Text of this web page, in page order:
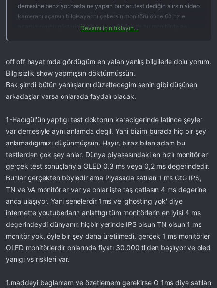
demesine benziyor.hasta ne yapsın bunları.test dediğin alırsın video
kameranı açarsın bilgisayarını çekersin monitörü önce 60 hz e
açarsın oyunu gösterirsin bize bakın 60 fps de bu monitörde ne
söylediğiniz gibi 1ms monitöder 60 fps de ghosting vs. yok denecek
kadar az ise zaten oyuncunun 200 hz vs monitöre para vermesine
gerek yok.önemli olan 1 ms dir çünkü.yok 165-200 arası 5ms
monitörlerde yine ghosting yok ve yok denecek kadar az ise o
zaman da 1 ms gibi değerlerin bir önemi yoktur.ama üretip satanlar
yapılıyor çünkü bunu sende iyi bilirsin @hacıgül. yoksa insanlar
neden 4090 veya 7900 xt ekran kartı alsın. 30 fps oyun için 3060-
4060 veya 6600-7600 yetiyor iken değilmi?
Devamı için tıklayın...
off off hayatımda gördügüm en yalan yanlış bilgilerle dolu yorum.
Bilgisizlik show yapmışsın döktürmüşsün.
Bak şimdi bütün yanlışlarını düzeltecegim senin gibi düşünen
arkadaşlar varsa onlarada faydalı olacak.
1-Hacıgül'ün yaptıgı test doktorun karacigerinde latince şeyler
var demesiyle aynı anlamda degil. Yani bizim burada hiç bir şey
anlamadıgımızı düşünmüşsün. Hayır, biraz bilen adam bu
testlerden çok şey anlar. Dünya piyasasındaki en hızlı monitörler
gerçek test sonuçlarıyla OLED 0,3 ms veya 0,2 ms degerindedir.
Bunlar gerçekten böyledir ama Piyasada satılan 1 ms GtG IPS,
TN ve VA monitörler var ya onlar işte taş çatlasın 4 ms degerine
anca ulaşıyor. Yani senelerdir 1ms ve 'ghosting yok' diye
internette youtuberların anlattıgı tüm monitörlerin en iyisi 4 ms
degerindeydi dünyanın hiçbir yerinde IPS olsun TN olsun 1 ms
monitör yok, öyle bir şey daha üretilmedi. gerçek 1 ms monitörler
OLED monitörlerdir onlarında fiyatı 30.000 tl'den başlıyor ve oled
yanıgı vs riskleri var.
1.maddeyi baglamam ve özetlemem gerekirse O 1ms diye satılan